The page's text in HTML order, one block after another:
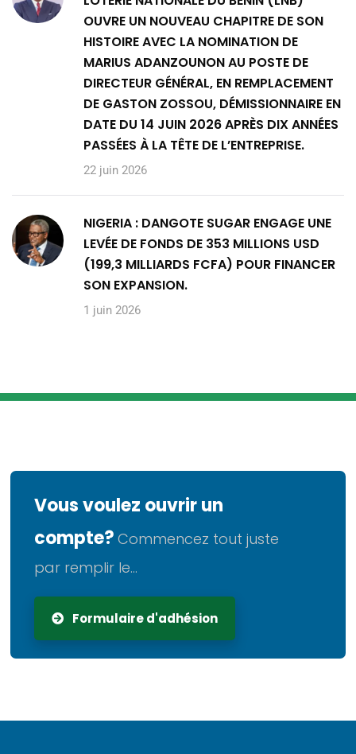
OUVRE UN NOUVEAU CHAPITRE DE SON
HISTOIRE AVEC LA NOMINATION DE
MARIUS ADANZOUNON AU POSTE DE
DIRECTEUR GÉNÉRAL, EN REMPLACEMENT
DE GASTON ZOSSOU, DÉMISSIONNAIRE EN
DATE DU 14 JUIN 2026 APRÈS DIX ANNÉES
PASSÉES À LA TÊTE DE L’ENTREPRISE.
22 juin 2026
NIGERIA : DANGOTE SUGAR ENGAGE UNE
LEVÉE DE FONDS DE 353 MILLIONS USD
(199,3 MILLIARDS FCFA) POUR FINANCER
SON EXPANSION.
1 juin 2026
Vous voulez ouvrir un
compte? Commencez tout juste
par remplir le...
Formulaire d'adhésion